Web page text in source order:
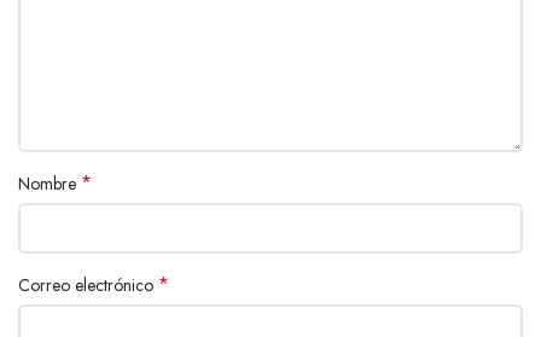
Nombre *
Correo electrónico *